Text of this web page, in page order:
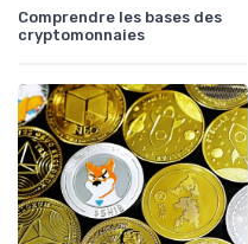
Comprendre les bases des
cryptomonnaies